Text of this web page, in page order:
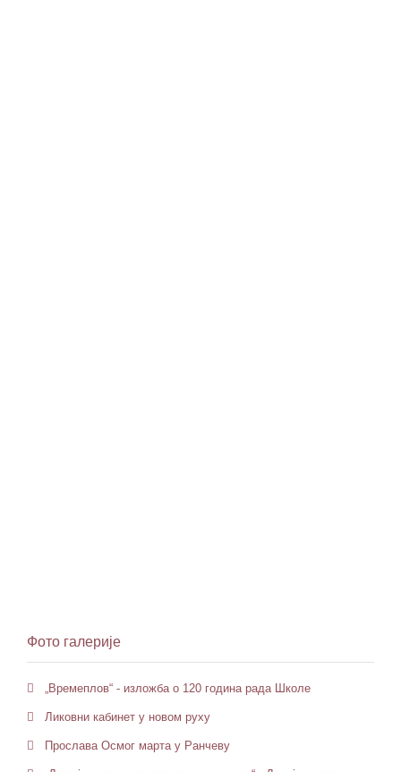
Фото галерије
„Времеплов“ - изложба о 120 година рада Школе
Ликовни кабинет у новом руху
Прослава Осмог марта у Ранчеву